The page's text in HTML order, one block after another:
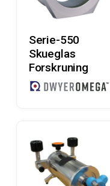
Serie-550
Skueglas
Forskruning